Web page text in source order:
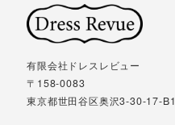
有限会社ドレスレビュー
〒158-0083
東京都世田谷区奥沢3-30-17-B1